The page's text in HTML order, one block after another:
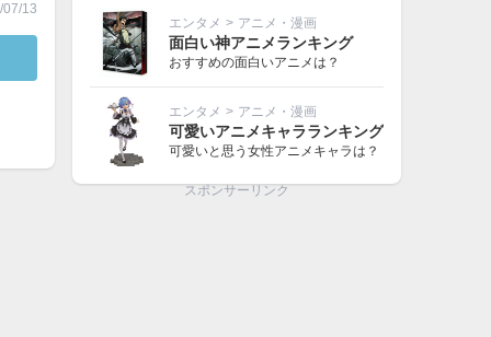
07/13
エンタメ > アニメ・漫画
面白い神アニメランキング
おすすめの面白いアニメは？
エンタメ > アニメ・漫画
可愛いアニメキャラランキング
可愛いと思う女性アニメキャラは？
スポンサーリンク